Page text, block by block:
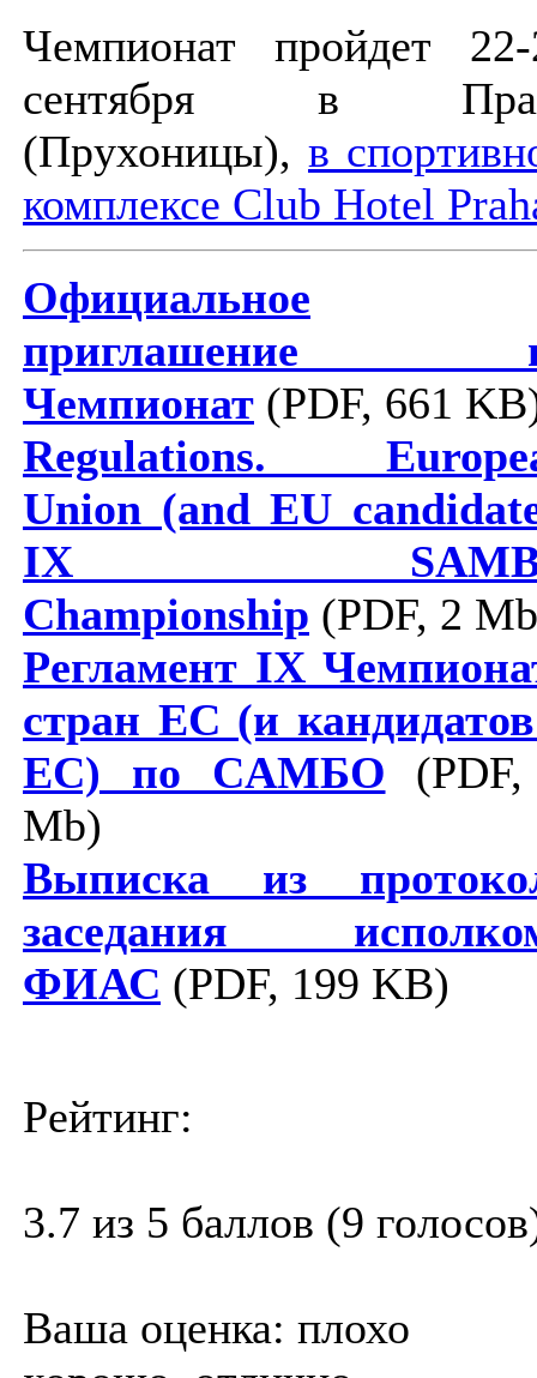
Чемпионат пройдет 22-
сентября в
(Прухоницы), в
комплексе Club Hotel
Официальное
приглашение
Чемпионат (PDF, 661
Regulations.
Union (and ЕU
IX
Championship (PDF, 2
Регламент IХ
стран ЕС (и
ЕC) по СAMБО
Mb)
Выписка из
заседания
ФИАС (PDF, 199 KB)
Рейтинг:
3.7 из 5 баллов (9
Ваша оценка: плохо